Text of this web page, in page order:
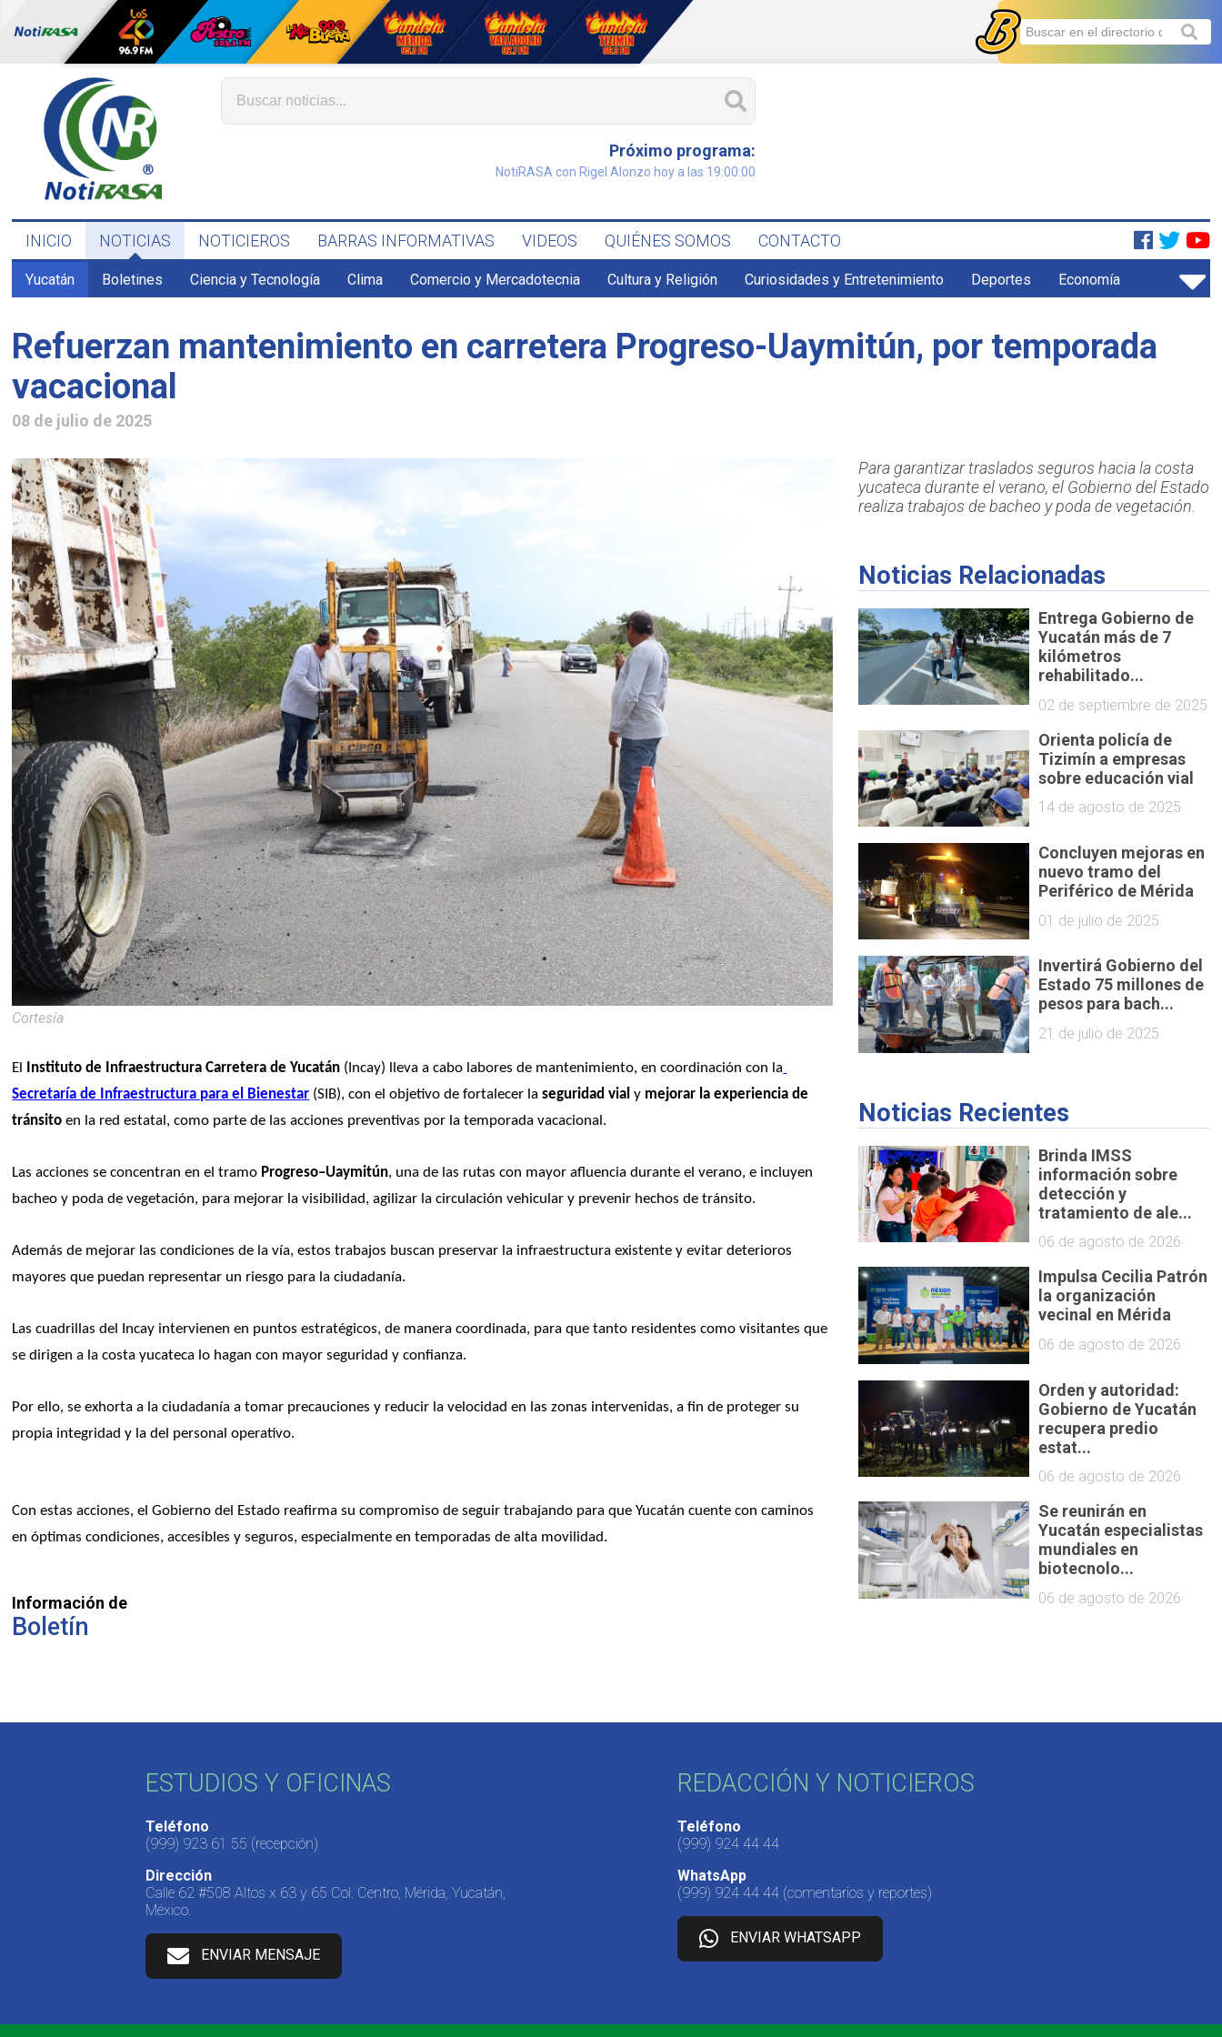
Próximo programa:
NotiRASA con Rigel Alonzo hoy a las 19:00:00
INICIO NOTICIAS NOTICIEROS BARRAS INFORMATIVAS VIDEOS QUIÉNES SOMOS CONTACTO
Yucatán Boletines Ciencia y Tecnología Clima Comercio y Mercadotecnia Cultura y Religión Curiosidades y Entretenimiento Deportes Economía
Refuerzan mantenimiento en carretera Progreso-Uaymitún, por temporada
vacacional
08 de julio de 2025
Cortesía
El Instituto de Infraestructura Carretera de Yucatán (Incay) lleva a cabo labores de mantenimiento, en coordinación con la
Secretaría de Infraestructura para el Bienestar (SIB), con el objetivo de fortalecer la seguridad vial y mejorar la experiencia de
tránsito en la red estatal, como parte de las acciones preventivas por la temporada vacacional.
Las acciones se concentran en el tramo Progreso–Uaymitún, una de las rutas con mayor afluencia durante el verano, e incluyen
bacheo y poda de vegetación, para mejorar la visibilidad, agilizar la circulación vehicular y prevenir hechos de tránsito.
Además de mejorar las condiciones de la vía, estos trabajos buscan preservar la infraestructura existente y evitar deterioros
mayores que puedan representar un riesgo para la ciudadanía.
Las cuadrillas del Incay intervienen en puntos estratégicos, de manera coordinada, para que tanto residentes como visitantes que
se dirigen a la costa yucateca lo hagan con mayor seguridad y confianza.
Por ello, se exhorta a la ciudadanía a tomar precauciones y reducir la velocidad en las zonas intervenidas, a fin de proteger su
propia integridad y la del personal operativo.
Con estas acciones, el Gobierno del Estado reafirma su compromiso de seguir trabajando para que Yucatán cuente con caminos
en óptimas condiciones, accesibles y seguros, especialmente en temporadas de alta movilidad.
Información de
Boletín
Para garantizar traslados seguros hacia la costa
yucateca durante el verano, el Gobierno del Estado
realiza trabajos de bacheo y poda de vegetación.
Noticias Relacionadas
Entrega Gobierno de
Yucatán más de 7
kilómetros
rehabilitado...
02 de septiembre de 2025
Orienta policía de
Tizimín a empresas
sobre educación vial
14 de agosto de 2025
Concluyen mejoras en
nuevo tramo del
Periférico de Mérida
01 de julio de 2025
Invertirá Gobierno del
Estado 75 millones de
pesos para bach...
21 de julio de 2025
Noticias Recientes
Brinda IMSS
información sobre
detección y
tratamiento de ale...
06 de agosto de 2026
Impulsa Cecilia Patrón
la organización
vecinal en Mérida
06 de agosto de 2026
Orden y autoridad:
Gobierno de Yucatán
recupera predio
estat...
06 de agosto de 2026
Se reunirán en
Yucatán especialistas
mundiales en
biotecnolo...
06 de agosto de 2026
ESTUDIOS Y OFICINAS
Teléfono
(999) 923 61 55 (recepción)
Dirección
Calle 62 #508 Altos x 63 y 65 Col. Centro, Mérida, Yucatán,
México.
ENVIAR MENSAJE
REDACCIÓN Y NOTICIEROS
Teléfono
(999) 924 44 44
WhatsApp
(999) 924 44 44 (comentarios y reportes)
ENVIAR WHATSAPP